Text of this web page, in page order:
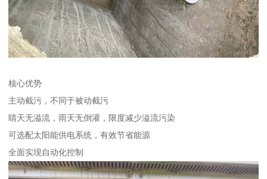
核心优势
主动截污，不同于被动截污
睛天无溢流，雨天无倒灌，限度减少溢流污染
可选配太阳能供电系统，有效节省能源
全面实现自动化控制